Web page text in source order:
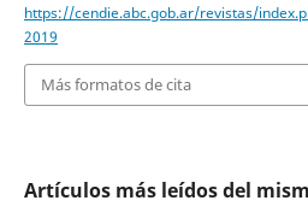
https://cendie.abc.gob.ar/revistas/
2019
Más formatos de cita
Artículos más leídos del